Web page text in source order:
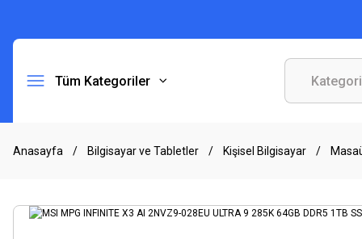
Tüm Kategoriler
Anasayfa Bilgisayar ve Tabletler Kişisel Bilgisayar